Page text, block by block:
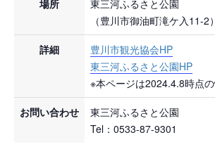
場所
東三河ふるさと公園
（豊川市御油町滝ケ入11-2）
詳細
豊川市観光協会HP
東三河ふるさと公園HP
※本ページは2024.4.8時点の
お問い合わせ
東三河ふるさと公園
Tel：0533-87-9301